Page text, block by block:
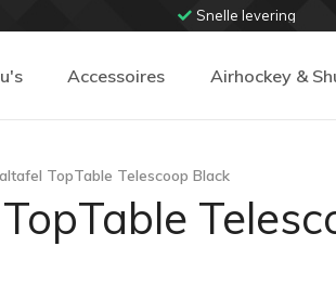
Snelle levering
Accessoires Airhockey &
TopTable Telescoop Black